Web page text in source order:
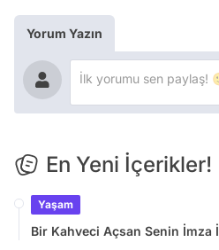
Yorum Yazın
En Yeni İçerikler!
Yaşam
Bir Kahveci Açsan Senin İmza